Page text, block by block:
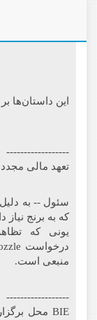
این داستان‌ها
------------------
تعهد مالی
سئول -- به
که به برنج
یونی که
منبعی است.
------------------